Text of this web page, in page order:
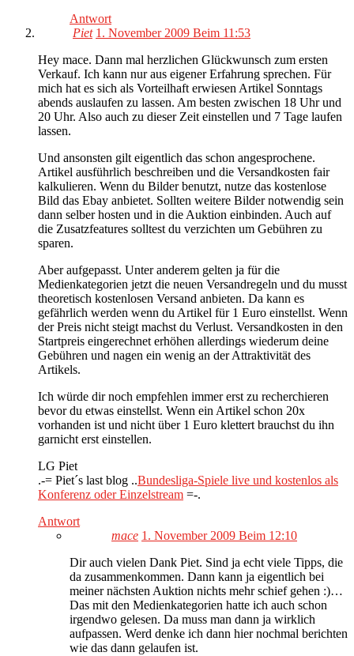
Antwort
Piet 1. November 2009 Beim 11:53
Hey mace. Dann mal herzlichen Glückwunsch zum ersten
Verkauf. Ich kann nur aus eigener Erfahrung sprechen. Für
mich hat es sich als Vorteilhaft erwiesen Artikel Sonntags
abends auslaufen zu lassen. Am besten zwischen 18 Uhr und
20 Uhr. Also auch zu dieser Zeit einstellen und 7 Tage laufen
lassen.
Und ansonsten gilt eigentlich das schon angesprochene.
Artikel ausführlich beschreiben und die Versandkosten fair
kalkulieren. Wenn du Bilder benutzt, nutze das kostenlose
Bild das Ebay anbietet. Sollten weitere Bilder notwendig sein
dann selber hosten und in die Auktion einbinden. Auch auf
die Zusatzfeatures solltest du verzichten um Gebühren zu
sparen.
Aber aufgepasst. Unter anderem gelten ja für die
Medienkategorien jetzt die neuen Versandregeln und du musst
theoretisch kostenlosen Versand anbieten. Da kann es
gefährlich werden wenn du Artikel für 1 Euro einstellst. Wenn
der Preis nicht steigt machst du Verlust. Versandkosten in den
Startpreis eingerechnet erhöhen allerdings wiederum deine
Gebühren und nagen ein wenig an der Attraktivität des
Artikels.
Ich würde dir noch empfehlen immer erst zu recherchieren
bevor du etwas einstellst. Wenn ein Artikel schon 20x
vorhanden ist und nicht über 1 Euro klettert brauchst du ihn
garnicht erst einstellen.
LG Piet
.-= Piet´s last blog ..Bundesliga-Spiele live und kostenlos als
Konferenz oder Einzelstream =-.
Antwort
mace 1. November 2009 Beim 12:10
Dir auch vielen Dank Piet. Sind ja echt viele Tipps, die
da zusammenkommen. Dann kann ja eigentlich bei
meiner nächsten Auktion nichts mehr schief gehen :)…
Das mit den Medienkategorien hatte ich auch schon
irgendwo gelesen. Da muss man dann ja wirklich
aufpassen. Werd denke ich dann hier nochmal berichten
wie das dann gelaufen ist.